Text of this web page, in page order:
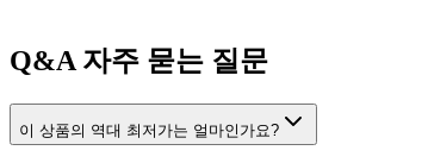
Q&A 자주 묻는 질문
이 상품의 역대 최저가는 얼마인가요?